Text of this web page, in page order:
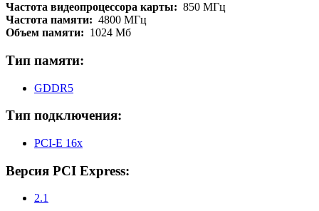
Частота видеопроцессора карты: 850 МГц
Частота памяти: 4800 МГц
Объем памяти: 1024 Мб
Тип памяти:
GDDR5
Тип подключения:
PCI-E 16x
Версия PCI Express:
2.1